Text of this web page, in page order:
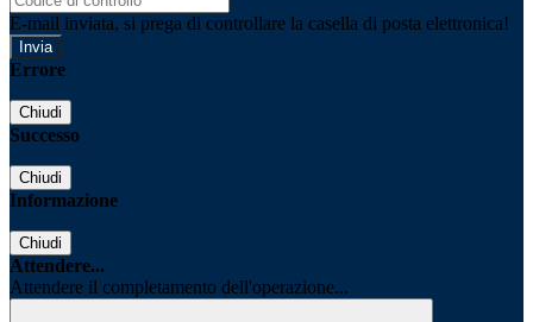
E-mail inviata, si prega di controllare la casella di posta elettronica!
Errore
Chiudi
Successo
Chiudi
Informazione
Chiudi
Attendere...
Attendere il completamento dell'operazione...